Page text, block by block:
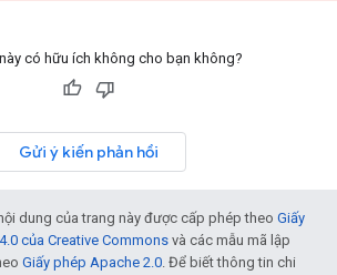
có hữu ích không cho bạn không?
Gửi ý kiến phản hồi
dung của trang này được cấp phép theo Giấy
của Creative Commons và các mẫu mã lập
Giấy phép Apache 2.0. Để biết thông tin chi